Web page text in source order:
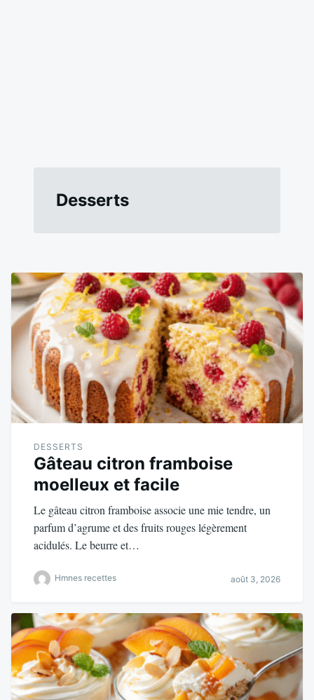
Desserts
DESSERTS
Gâteau citron framboise
moelleux et facile
Le gâteau citron framboise associe une mie tendre, un
parfum d’agrume et des fruits rouges légèrement
acidulés. Le beurre et…
Hmnes recettes août 3, 2026